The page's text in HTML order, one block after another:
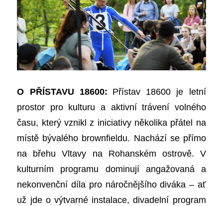
O PŘÍSTAVU 18600: Přístav 18600 je letní
prostor pro kulturu a aktivní trávení volného
času, který vznikl z iniciativy několika přátel na
místě bývalého brownfieldu. Nachází se přímo
na břehu Vltavy na Rohanském ostrově. V
kulturním programu dominují angažovaná a
nekonvenční díla pro náročnějšího diváka – ať
už jde o výtvarné instalace, divadelní program